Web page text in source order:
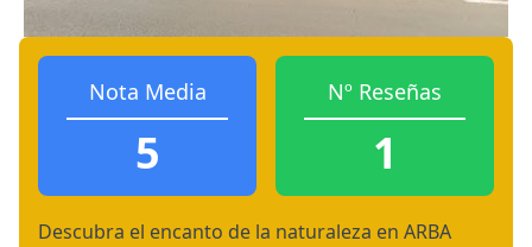
Nota Media
5
Nº Reseñas
1
Descubra el encanto de la naturaleza en ARBA